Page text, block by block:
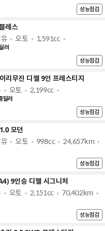
성능점검
레스
오토
1,591cc
러
성능점검
리무진 디젤 9인 프레스티지
오토
2,199cc
딜러
성능점검
모던
오토 998cc 24,657km
성능점검
9인승 디젤 시그니처
오토 2,151cc 70,402km
성능점검